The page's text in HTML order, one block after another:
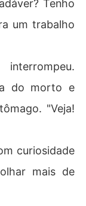
Tenho
um trabalho
do morto e
"Veja!
curiosidade
mais de